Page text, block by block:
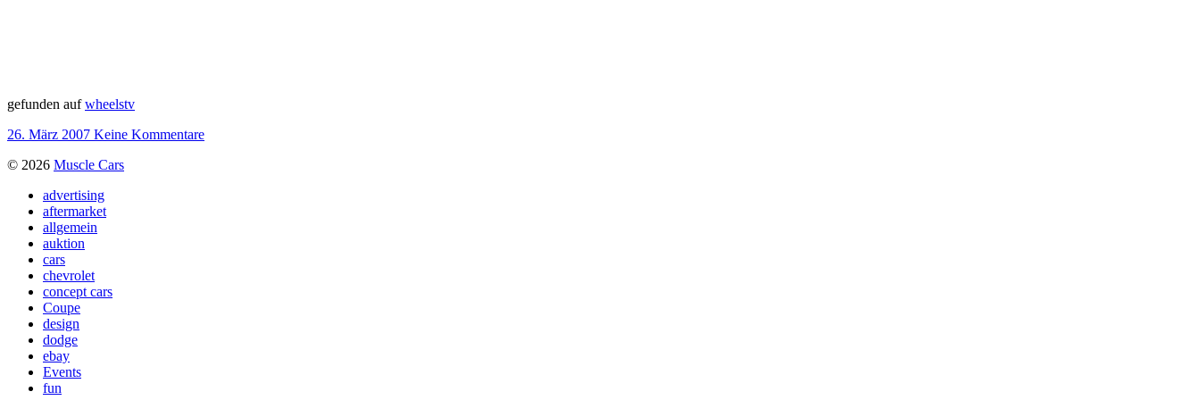
gefunden aufwheelstv
26. März 2007 Keine Kommentare
© 2026 Muscle Cars
advertising
aftermarket
allgemein
auktion
cars
chevrolet
concept cars
Coupe
design
dodge
ebay
Events
fun